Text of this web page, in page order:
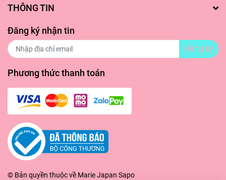
THÔNG TIN
Đăng ký nhận tin
Đăng ký
Phương thức thanh toán
© Bản quyền thuộc về Marie Japan Sapo